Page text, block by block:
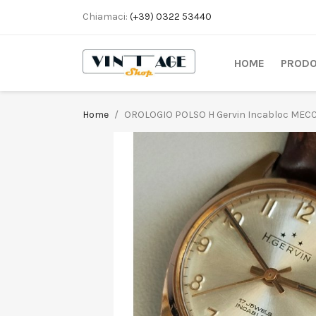
Chiamaci: (+39) 0322 53440
HOME
Home OROLOGIO POLSO H Gervin Incabloc